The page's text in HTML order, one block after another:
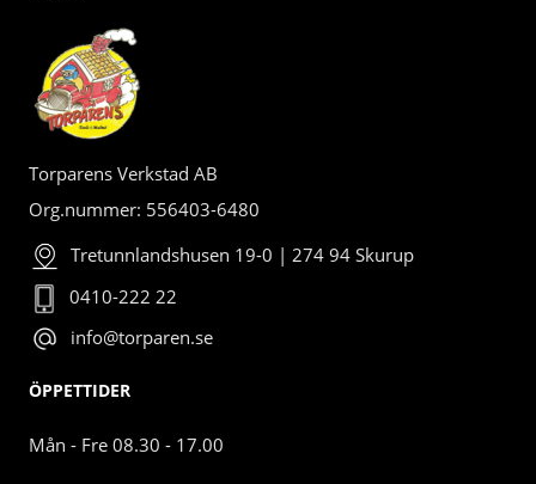
Torparens Verkstad AB
Org.nummer: 556403-6480
Tretunnlandshusen 19-0 | 274 94 Skurup
0410-222 22
info@torparen.se
ÖPPETTIDER
Mån - Fre 08.30 - 17.00